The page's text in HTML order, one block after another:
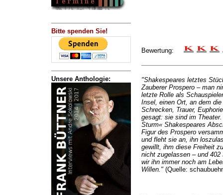
Bitte spenden Sie!
Unsere Anthologie:
Bewertung:
"Shakespeares letztes
Zauberer Prospero – man
letzte Rolle als
Insel, einen Ort, an dem
Schrecken, Trauer,
gesagt: sie sind im
Sturm« Shakespeares
Figur des Prospero
und fleht sie an, ihn
gewillt, ihm diese Freiheit
nicht zugelassen – und
wir ihn immer noch am
Willen."(Quelle: